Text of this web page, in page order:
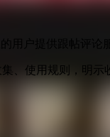
用户提供跟帖评论
、使用规则，明